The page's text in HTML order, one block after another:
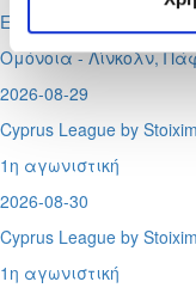
Europa League
Ομόνοια - Λίνκολν,
2026-08-29
Cyprus League by
1η αγωνιστική
2026-08-30
Cyprus League by
1η αγωνιστική